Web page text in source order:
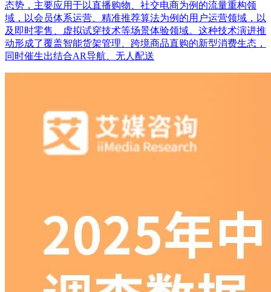
态势，主要应用于以直播购物、社交电商为例的流量重构领
域，以会员体系运营、精准推荐算法为例的用户运营领域，以
及即时零售、虚拟试穿技术等场景体验领域。这种技术演进推
动形成了覆盖智能货架管理、跨境商品直购的新型消费生态，
同时催生出结合AR导航、无人配送